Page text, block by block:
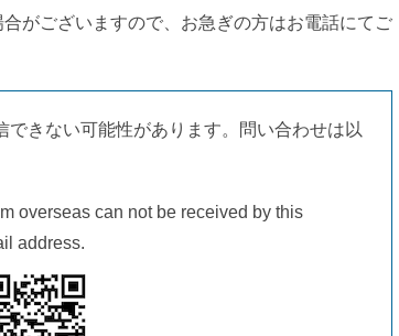
がございますので、お急ぎの方はお電話にてご
きない可能性があります。問い合わせは以
overseas can not be received by this
address.